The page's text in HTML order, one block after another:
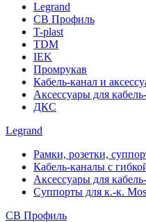
Legrand
СВ Профиль
T-plast
TDM
IEK
Промрукав
Кабель-канал и
Аксессуары для
ДКС
Legrand
Рамки, розетки,
Кабель-каналы с
Аксессуары для
Суппорты для к.-к.
СВ Профиль